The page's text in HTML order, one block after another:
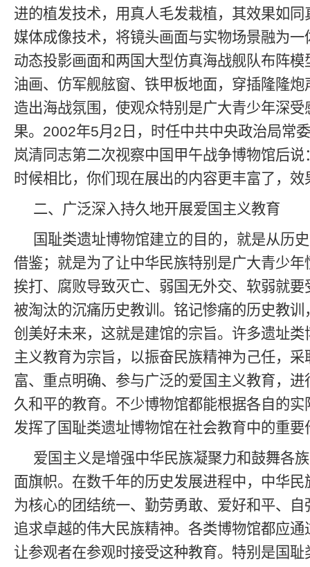
进的植发技术，用真人毛发栽植，其效果如
媒体成像技术，将镜头画面与实物场景融为
动态投影画面和两国大型仿真海战舰队布阵
油画、仿军舰舷窗、铁甲板地面，穿插隆隆
造出海战氛围，使观众特别是广大青少年深
果。2002年5月2日，时任中共中央政治局常
岚清同志第二次视察中国甲午战争博物馆后说
时候相比，你们现在展出的内容更丰富了，效
二、广泛深入持久地开展爱国主义教育
国耻类遗址博物馆建立的目的，就是从历
借鉴；就是为了让中华民族特别是广大青少
挨打、腐败导致灭亡、弱国无外交、软弱就
被淘汰的沉痛历史教训。铭记惨痛的历史教
创美好未来，这就是建馆的宗旨。许多遗址
主义教育为宗旨，以振奋民族精神为己任，
富、重点明确、参与广泛的爱国主义教育，
久和平的教育。不少博物馆都能根据各自的
发挥了国耻类遗址博物馆在社会教育中的重要
爱国主义是增强中华民族凝聚力和鼓舞各
面旗帜。在数千年的历史发展进程中，中华
为核心的团结统一、勤劳勇敢、爱好和平、
追求卓越的伟大民族精神。各类博物馆都应
让参观者在参观时接受这种教育。特别是国